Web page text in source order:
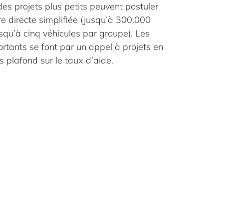
projets plus petits peuvent postuler
directe simplifiée (jusqu’à 300.000
cinq véhicules par groupe). Les
se font par un appel à projets en
plafond sur le taux d’aide.